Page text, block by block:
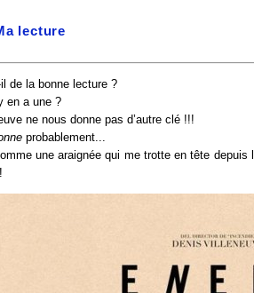
lecture
de la bonne lecture ?
en a une ?
ne nous donne pas d’autre clé !!!
probablement...
une araignée qui me trotte en tête